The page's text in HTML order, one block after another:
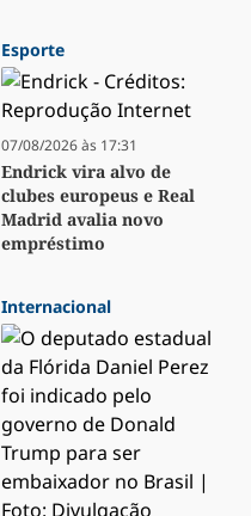
Esporte
07/08/2026 às 17:31
Endrick vira alvo de
clubes europeus e Real
Madrid avalia novo
empréstimo
Internacional